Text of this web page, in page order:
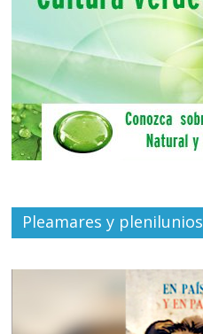
Pleamares y plenilunios